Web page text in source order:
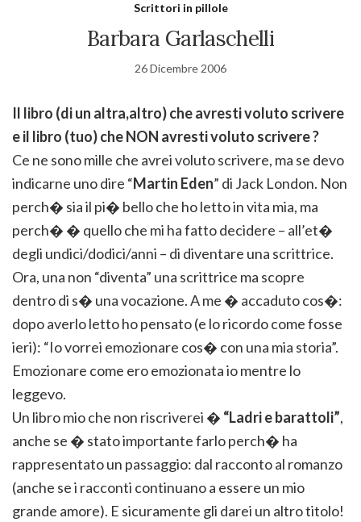
Scrittori in pillole
Barbara Garlaschelli
26 Dicembre 2006
Il libro (di un altra,altro) che avresti voluto scrivere
e il libro (tuo) che NON avresti voluto scrivere ?
Ce ne sono mille che avrei voluto scrivere, ma se devo
indicarne uno dire “Martin Eden” di Jack London. Non
perch� sia il pi� bello che ho letto in vita mia, ma
perch� � quello che mi ha fatto decidere – all’et�
degli undici/dodici/anni – di diventare una scrittrice.
Ora, una non “diventa” una scrittrice ma scopre
dentro di s� una vocazione. A me � accaduto cos�:
dopo averlo letto ho pensato (e lo ricordo come fosse
ieri): “Io vorrei emozionare cos� con una mia storia”.
Emozionare come ero emozionata io mentre lo
leggevo.
Un libro mio che non riscriverei � “Ladri e barattoli”,
anche se � stato importante farlo perch� ha
rappresentato un passaggio: dal racconto al romanzo
(anche se i racconti continuano a essere un mio
grande amore). E sicuramente gli darei un altro titolo!